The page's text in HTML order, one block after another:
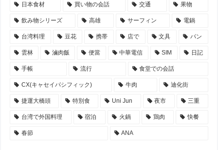
日本食材 買い物の会話 交通 果物
飲み物シリーズ 高雄 サーフィン 電鍋
台湾料理 豆花 携帯 店で 文具 パン
雲林 滷肉飯 便當 中華電信 SIM 日記
手帳 流行 食堂での会話
CX(キャセイパシフィック) 牛肉 迪化街
捷運大橋頭 特別食 Uni Jun 夜市 三重
台湾で外国料理 宿泊 火鍋 鶏肉 快餐
春節 ANA